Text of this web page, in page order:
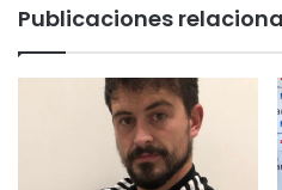
Publicaciones